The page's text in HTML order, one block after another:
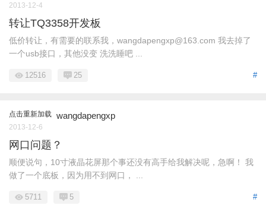
2013-12-4
转让TQ3358开发板
低价转让，有需要的联系我，wangdapengxp@163.com 我去掉了
一个usb接口，其他没变 洗洗睡吧 ...
#
12516 25
点击重新加载 wangdapengxp
2013-12-6
网口问题？
顺便说句，10寸液晶花屏那个事还没有高手给我解决呢，急啊！ 我
做了一个底板，因为用不到网口， ...
#
5711 5